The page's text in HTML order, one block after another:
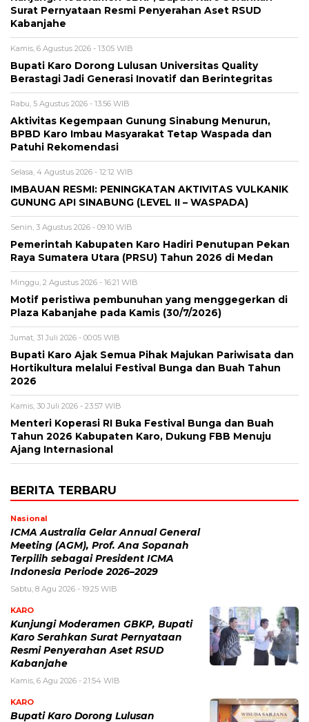
Surat Pernyataan Resmi Penyerahan Aset RSUD
Kabanjahe
Kamis, 6 Agustus 2026 - 13:05 WIB
Bupati Karo Dorong Lulusan Universitas Quality
Berastagi Jadi Generasi Inovatif dan Berintegritas
Rabu, 5 Agustus 2026 - 13:56 WIB
Aktivitas Kegempaan Gunung Sinabung Menurun,
BPBD Karo Imbau Masyarakat Tetap Waspada dan
Patuhi Rekomendasi
Selasa, 4 Agustus 2026 - 12:12 WIB
IMBAUAN RESMI: PENINGKATAN AKTIVITAS VULKANIK
GUNUNG API SINABUNG (LEVEL II – WASPADA)
Senin, 3 Agustus 2026 - 09:10 WIB
Pemerintah Kabupaten Karo Hadiri Penutupan Pekan
Raya Sumatera Utara (PRSU) Tahun 2026 di Medan
Minggu, 2 Agustus 2026 - 16:21 WIB
Motif peristiwa pembunuhan yang menggegerkan di
Plaza Kabanjahe pada Kamis (30/7/2026)
Jumat, 31 Juli 2026 - 00:05 WIB
Bupati Karo Ajak Semua Pihak Majukan Pariwisata dan
Hortikultura melalui Festival Bunga dan Buah Tahun
2026
Kamis, 30 Juli 2026 - 23:57 WIB
Menteri Koperasi RI Buka Festival Bunga dan Buah
Tahun 2026 Kabupaten Karo, Dukung FBB Menuju
Ajang Internasional
BERITA TERBARU
Nasional
ICMA Australia Gelar Annual General
Meeting (AGM), Prof. Ana Sopanah
Terpilih sebagai President ICMA
Indonesia Periode 2026–2029
Sabtu, 8 Agu 2026 - 19:25 WIB
KARO
Kunjungi Moderamen GBKP, Bupati
Karo Serahkan Surat Pernyataan
Resmi Penyerahan Aset RSUD
Kabanjahe
Kamis, 6 Agu 2026 - 21:54 WIB
KARO
Bupati Karo Dorong Lulusan